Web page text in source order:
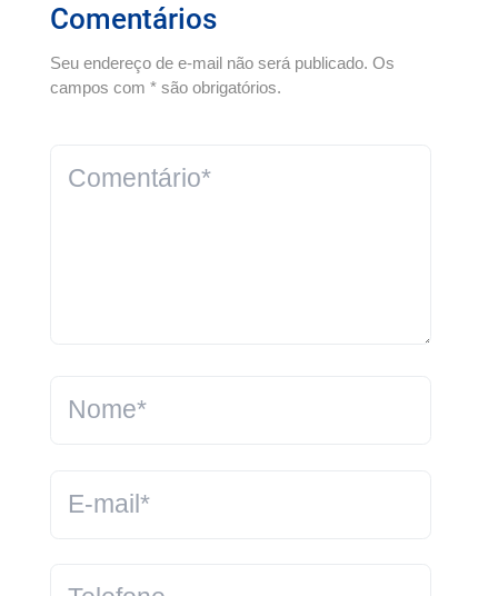
Comentários
Seu endereço de e-mail não será publicado. Os
campos com * são obrigatórios.